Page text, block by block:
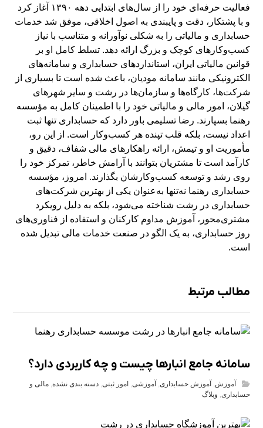
فعالیت حرفه‌ای خود را از سال‌های ابتدایی دهه ۱۳۹۰ آغاز کرد
و با پشتکار، دقت و پایبندی به اصول اخلاقی، موفق شد خدمات
حسابداری و مالیاتی را به شکلی نوآورانه و متناسب با نیاز
کسب‌وکارهای کوچک و بزرگ ارائه دهد. تسلط کامل او بر
قوانین مالیاتی ایران، استانداردهای حسابداری و سامانه‌های
الکترونیکی مانند سامانه مودیان، باعث شده است تا بسیاری از
شرکت‌ها، کارگاه‌ها و سازمان‌ها در رشت و سایر شهرهای
گیلان، امور مالی و مالیاتی خود را با اطمینان کامل به مؤسسه
رهنما بسپارند. رضا تسلیمی باور دارد که حسابداری تنها ثبت
اعداد نیست، بلکه قلب تپنده هر کسب‌وکار است. از این رو،
مأموریت او و تیمش، ارائه راهکارهای مالی شفاف، دقیق و
کارآمد است تا مشتریان بتوانند با آرامش خاطر، تمرکز خود را
روی رشد و توسعه کسب‌وکارشان بگذارند. امروز، مؤسسه
حسابداری رهنما نه‌تنها به‌عنوان یکی از بهترین شرکت‌های
حسابداری در رشت شناخته می‌شود، بلکه به دلیل رویکرد
مشتری‌محور، آموزش مداوم کارکنان و استفاده از فناوری‌های
روز حسابداری، به یک الگو در صنعت خدمات مالی تبدیل شده
است.
مطالب مرتبط
سامانه جامع انبارها چیست و چه کاربردی دارد؟
آموزش ,آموزش حسابداری ,آموزشی ,امور ثبتی ,دسته بندی نشده ,مالی و
حسابداری وبلاگ